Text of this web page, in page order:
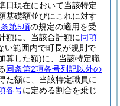
日現在において当該特定
基礎額並びにこれに対す
第5項の規定の適用を受
額に、当該合計額に同項
い範囲内で町長が規則で
算した額)に、当該特定職
同条第2項各号列記以外の
た額に、当該特定職員に
各号に定める割合を乗じ